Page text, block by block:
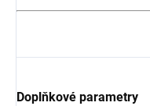
Doplňkové parametry